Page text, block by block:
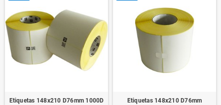
Etiquetas 148x210 D76mm 1000D
Etiquetas 148x210 D76mm